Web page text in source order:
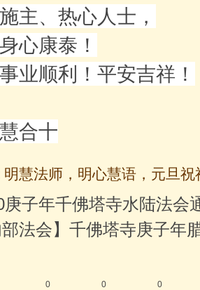
主、热心人士，
心康泰！
业顺利！平安吉祥！
合十
明慧法师，明心慧语，元旦祝
庚子年千佛塔寺水陆法会
部法会】千佛塔寺庚子年
0 0 0